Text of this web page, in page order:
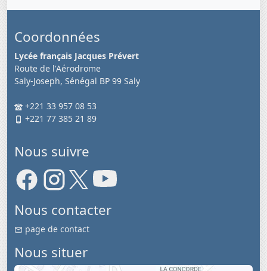
Coordonnées
Lycée français Jacques Prévert
Route de l'Aérodrome
Saly-Joseph, Sénégal BP 99 Saly
+221 33 957 08 53
+221 77 385 21 89
Nous suivre
Nous contacter
page de contact
Nous situer